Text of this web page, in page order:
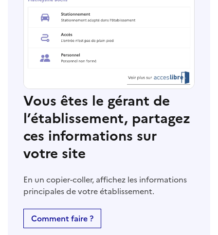
Vous êtes le gérant de
l’établissement, partagez
ces informations sur
votre site
En un copier-coller, affichez les informations
principales de votre établissement.
Comment faire ?